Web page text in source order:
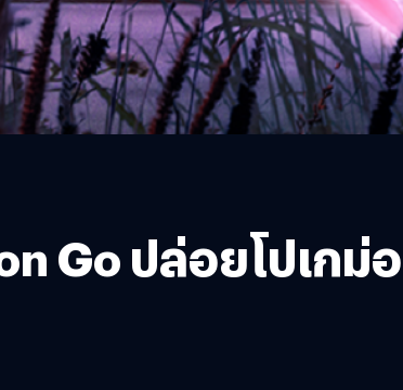
Go ปล่อยโปเก